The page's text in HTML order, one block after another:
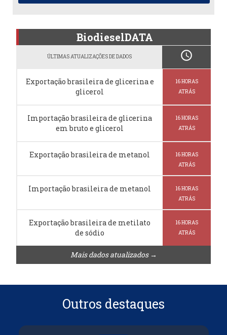
BiodieselDATA
ÚLTIMAS ATUALIZAÇÕES DE DADOS schedule
Exportação brasileira de glicerina e
glicerol
16 HORAS
ATRÁS
Importação brasileira de glicerina
em bruto e glicerol
16 HORAS
ATRÁS
Exportação brasileira de metanol
16 HORAS
ATRÁS
Importação brasileira de metanol
16 HORAS
ATRÁS
Exportação brasileira de metilato
de sódio
16 HORAS
ATRÁS
Mais dados atualizados →
Outros destaques